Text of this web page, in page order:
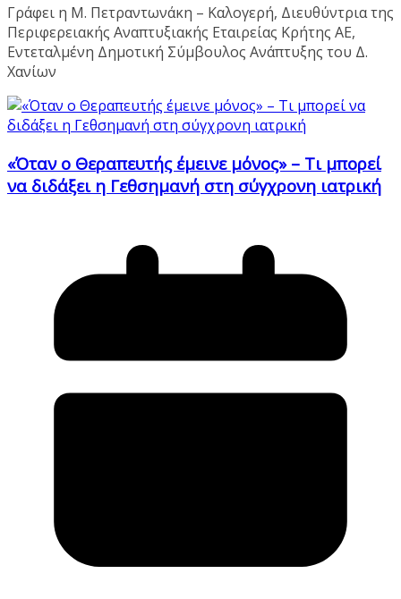
Γράφει η Μ. Πετραντωνάκη – Καλογερή, Διευθύντρια της
Περιφερειακής Αναπτυξιακής Εταιρείας Κρήτης ΑΕ,
Εντεταλμένη Δημοτική Σύμβουλος Ανάπτυξης του Δ.
Χανίων
«Όταν ο Θεραπευτής έμεινε μόνος» – Τι μπορεί
να διδάξει η Γεθσημανή στη σύγχρονη ιατρική